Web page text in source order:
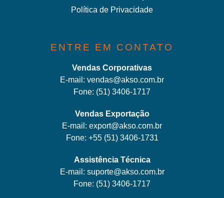
Política de Privacidade
ENTRE EM CONTATO
Vendas Corporativas
E-mail: vendas@akso.com.br
Fone: (51) 3406-1717
Vendas Exportação
E-mail: export@akso.com.br
Fone: +55 (51) 3406-1731
Assistência Técnica
E-mail: suporte@akso.com.br
Fone: (51) 3406-1717